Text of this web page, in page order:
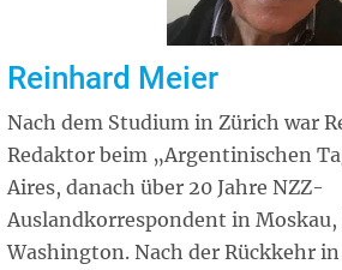
Reinhard Meier
Nach dem Studium in Zürich war
Redaktor beim „Argentinischen
Aires, danach über 20 Jahre NZZ-
Auslandkorrespondent in Moskau,
Washington. Nach der Rückkehr